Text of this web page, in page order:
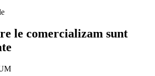
le comercializam sunt